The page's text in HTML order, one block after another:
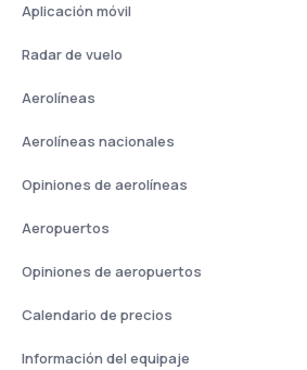
Aplicación móvil
Radar de vuelo
Aerolíneas
Aerolíneas nacionales
Opiniones de aerolíneas
Aeropuertos
Opiniones de aeropuertos
Calendario de precios
Información del equipaje